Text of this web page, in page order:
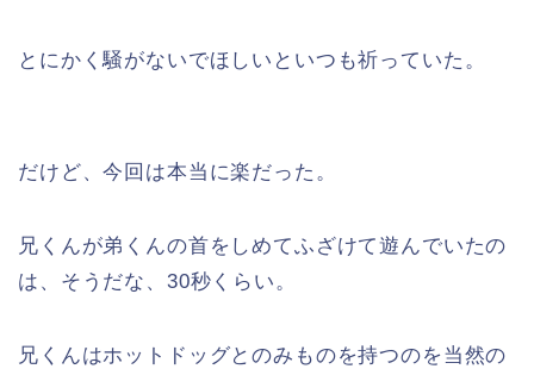
とにかく騒がないでほしいといつも祈っていた。
だけど、今回は本当に楽だった。
兄くんが弟くんの首をしめてふざけて遊んでいたの
は、そうだな、30秒くらい。
兄くんはホットドッグとのみものを持つのを当然の